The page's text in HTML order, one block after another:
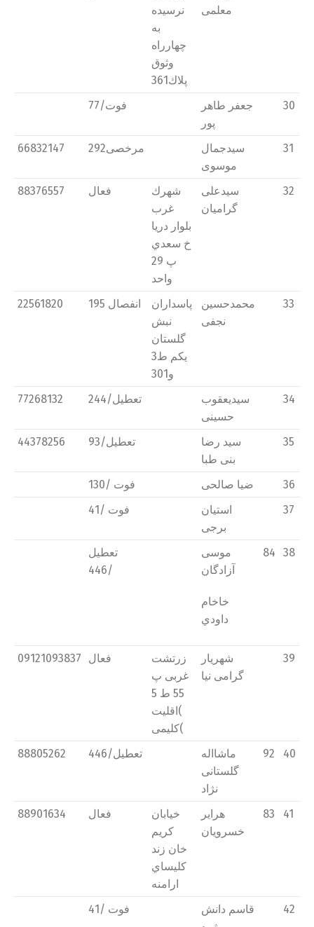
نرسیده
به
چهارراه
وثوق
پلاك361
معلمی
فوت/77
جعفر طاهر
پور
30
66832147 مرخصی292
سیدجمال
موسوی
31
88376557 فعال
شهرك
غرب
بلوار دريا
خ سعدي
پ 29
واحد
سیدعلی
گرامیان
32
22561820 انفصال 195
پاسداران
نبش
گلستان
یکم ط3
و301
محمدحسین
نجفی
33
77268132 تعطیل/244
سیدیعقوب
حسینی
34
44378256 تعطیل/93
سید رضا
بنی طبا
35
فوت /130 ضیا صالحی
36
فوت /41
استیان
برجی
37
تعطیل
/446
موسی
آزادگان
خاخام
داودي
84 38
09121093837 فعال
زرتشت
غربی پ
55 ط 5
)اقلیت
كلیمی(
شهريار
گرامی نیا
39
88805262 تعطیل/446
ماشااله
گلستانی
نژاد
92 40
88901634 فعال
خیابان
كريم
خان زند
كلیساي
ارامنه
هراير
خسرویان
83 41
فوت /41
قاسم دانش
42